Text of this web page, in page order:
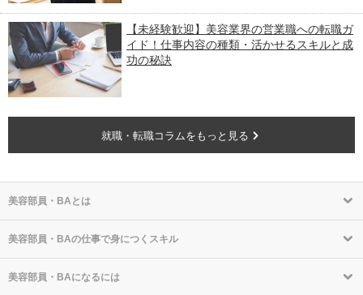
【未経験歓迎】美容業界の営業職への転職ガ
イド！仕事内容の種類・活かせるスキルと成
功の秘訣
就職・転職コラムをもっと見る
美容部員・BAとは
美容部員・BAの仕事で身につくスキル
美容部員・BAになるには